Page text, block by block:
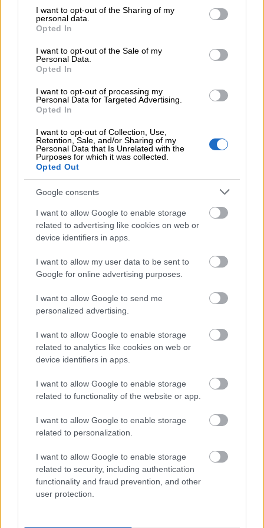
not limited to your visit or usage behaviour. You may click to
grant or deny consent to Google and its third-party tags to
use your data for below specified purposes in below Google
consent section.
I want to opt-out of the Sharing of my
personal data.
Opted In
I want to opt-out of the Sale of my
Personal Data.
Opted In
I want to opt-out of processing my
Personal Data for Targeted Advertising.
Opted In
I want to opt-out of Collection, Use,
Retention, Sale, and/or Sharing of my
Personal Data that Is Unrelated with the
Purposes for which it was collected.
Opted Out
Google consents
I want to allow Google to enable storage
related to advertising like cookies on web or
device identifiers in apps.
I want to allow my user data to be sent to
Google for online advertising purposes.
I want to allow Google to send me
personalized advertising.
I want to allow Google to enable storage
related to analytics like cookies on web or
device identifiers in apps.
I want to allow Google to enable storage
related to functionality of the website or app.
I want to allow Google to enable storage
related to personalization.
I want to allow Google to enable storage
related to security, including authentication
functionality and fraud prevention, and other
user protection.
Kundfordringarna in på kontot samma dag som
fakturorna
Rapportering och uppföljning av fordringarna
Provisionen räknas på basen av fakturans
summa incl. moms och uppfyllt
betalningsvillkor.Exempel: Om fakturans
betalningsvillkor är 7 dagar, men kunden betalar
fakturan 14 dagar från fakturans datum, dras
den resterande provisionen av från den andra
inbetalningen.
Jag vill ta ibruk Kassaturva
Hur fungerar tjänsten?